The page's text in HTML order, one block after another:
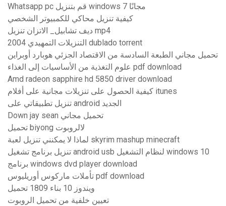
Whatsapp pc قم بتنزيل windows 7 مجانًا
كيفية تنزيل محاكي للكمبيوتر الشخصي
ديف تشابيل_ الاتزان تنزيل mp4
التنزيلات التمهيدي 2004 dublado torrent
تحميل مجاني الطبعة السادسة من الاقتصاد الجزئي هوبارد أوبراين
علوم التغذية من الأساسيات إلى الغذاء pdf download
Amd radeon sapphire hd 5850 driver download
كيفية الحصول على تنزيلات مجانية على أفلام itunes
تنزيل تطبيقاتي على android الجديد
Down jay sean تحميل مجاني
تحميل biyong لالروبوت
لماذا لا يمكنني تنزيل لعبة skyrim mashup minecraft
تنزيل برنامج تشغيل android usb لنظام التشغيل windows 10
برنامج windows dvd player download
تأملات ماركوس أوريليوس pdf download
ويندوز 10 بناء 1809 تحميل
تعيين خلفية من تحميل الروبوت